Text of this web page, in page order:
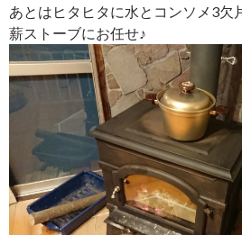
あとはヒタヒタに水とコンソメ3欠
薪ストーブにお任せ♪